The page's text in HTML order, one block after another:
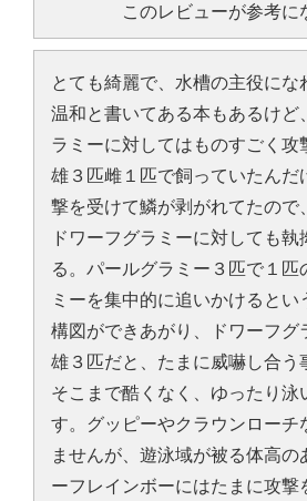
このレビューが参考
とても綺麗で、水槽の主役にな
温和と書いてある本もあるけど
ラミーに対してはものすごく攻
雄３匹雌１匹で飼っていたんだ
撃を受けて鱗が剥がれてたので
ドワーフグラミーに対しても執
る。パールグラミー３匹で１匹
ミーを集中的に追いかけるとい
構図ができあがり、ドワーフグ
雄３匹だと、たまに威嚇し合う
そこまで酷くなく、ゆったり泳
す。グッピーやクラウンローチ
ませんが、遊泳域が被る体高の
ーフレインボーにはたまに攻撃